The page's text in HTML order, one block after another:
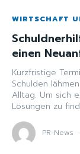
WIRTSCHAFT
einen
Kurzfristige
Schulden
Alltag. Um sich
Lösungen zu
PR-News -